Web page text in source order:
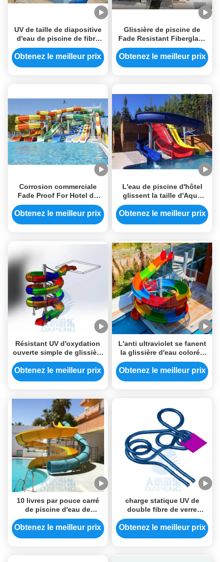
UV de taille de diapositive
d'eau de piscine de fibre
de verre 4.0m anti pour
Aqua Park Home
Obtenez le meilleur prix
Glissière de piscine de
Fade Resistant Fiberglass
Spray Ground de glissière
d'eau de piscine d'OEM
Obtenez le meilleur prix
Corrosion commerciale
Fade Proof For Hotel de
groupe de glissière d'eau
de piscine
Obtenez le meilleur prix
L'eau de piscine d'hôtel
glissent la taille d'Aqua
Park Equipment 4.5m de
fibre de verre
Obtenez le meilleur prix
Résistant UV d'oxydation
ouverte simple de glissière
d'eau de piscine de spirale
de corps d'ODM d'OEM
Obtenez le meilleur prix
L'anti ultraviolet se fanent
la glissière d'eau colorée
de fibre de verre de
glissière d'eau de piscine
Obtenez le meilleur prix
10 livres par pouce carré
de piscine d'eau de
glissière de fibre de verre
de l'eau d'équipement
Obtenez le meilleur prix
charge statique UV de
double fibre de verre
incluse de glissière de 10m
Swimming Pool Water anti
Obtenez le meilleur prix